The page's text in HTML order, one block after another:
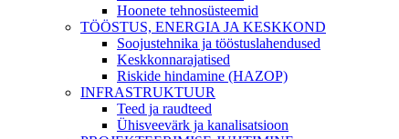
Hoonete tehnosüsteemid
TÖÖSTUS, ENERGIA JA KESKKOND
Soojustehnika ja tööstuslahendused
Keskkonnarajatised
Riskide hindamine (HAZOP)
INFRASTRUKTUUR
Teed ja raudteed
Ühisveevärk ja kanalisatsioon